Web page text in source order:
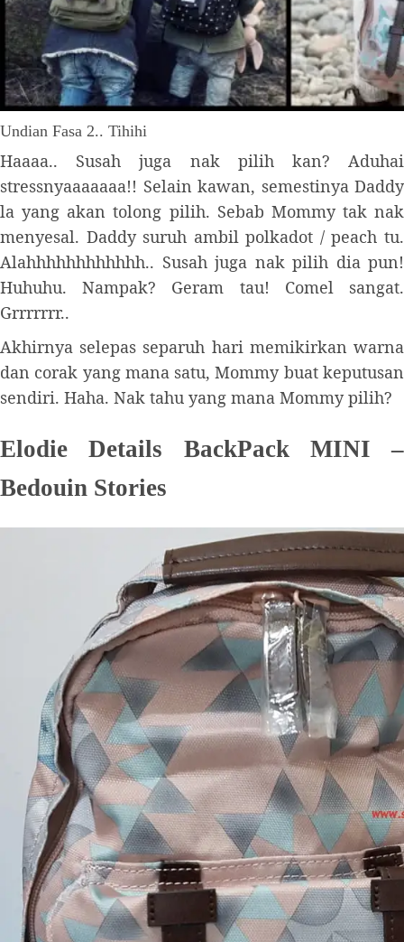
Undian Fasa 2.. Tihihi
Haaaa.. Susah juga nak pilih kan? Aduhai
stressnyaaaaaaa!! Selain kawan, semestinya Daddy
la yang akan tolong pilih. Sebab Mommy tak nak
menyesal. Daddy suruh ambil polkadot / peach tu.
Alahhhhhhhhhhhh.. Susah juga nak pilih dia pun!
Huhuhu. Nampak? Geram tau! Comel sangat.
Grrrrrrr..
Akhirnya selepas separuh hari memikirkan warna
dan corak yang mana satu, Mommy buat keputusan
sendiri. Haha. Nak tahu yang mana Mommy pilih?
Elodie Details BackPack MINI –
Bedouin Stories